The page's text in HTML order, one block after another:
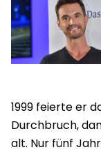
1999 feierte er
Durchbruch,
alt. Nur fünf